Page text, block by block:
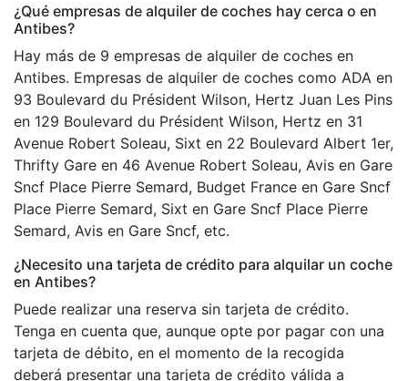
¿Qué empresas de alquiler de coches hay cerca o en
Antibes?
Hay más de 9 empresas de alquiler de coches en
Antibes. Empresas de alquiler de coches como ADA en
93 Boulevard du Président Wilson, Hertz Juan Les Pins
en 129 Boulevard du Président Wilson, Hertz en 31
Avenue Robert Soleau, Sixt en 22 Boulevard Albert 1er,
Thrifty Gare en 46 Avenue Robert Soleau, Avis en Gare
Sncf Place Pierre Semard, Budget France en Gare Sncf
Place Pierre Semard, Sixt en Gare Sncf Place Pierre
Semard, Avis en Gare Sncf, etc.
¿Necesito una tarjeta de crédito para alquilar un coche
en Antibes?
Puede realizar una reserva sin tarjeta de crédito.
Tenga en cuenta que, aunque opte por pagar con una
tarjeta de débito, en el momento de la recogida
deberá presentar una tarjeta de crédito válida a